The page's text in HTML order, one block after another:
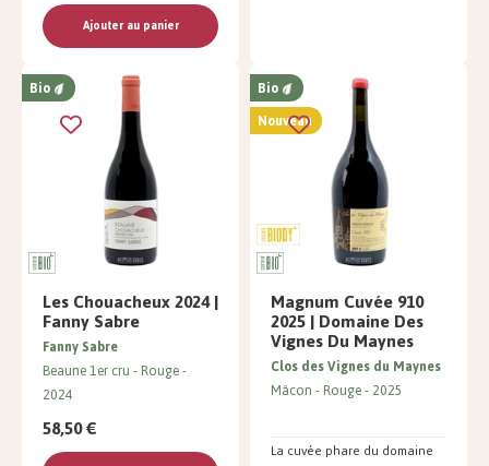
Ajouter au panier
Bio
Les Chouacheux 2024 |
Fanny Sabre
Fanny Sabre
Beaune 1er cru Rouge
2024
58,50 €
Bio
Nouveau
Magnum Cuvée 910
2025 | Domaine Des
Vignes Du Maynes
La cuvée phare du domaine
Clos des Vignes du Maynes
Mâcon Rouge 2025